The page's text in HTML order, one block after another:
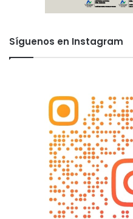
Síguenos en Instagram